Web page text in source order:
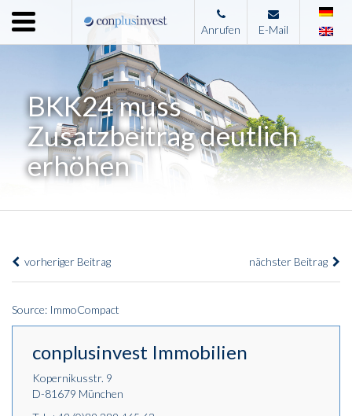
Menu
Home
Unternehmen
Leistungen
Immobilienangebote
News
Impressum
Anrufen E-Mail
BKK24 muss
Zusatzbeitrag deutlich
erhöhen
vorheriger Beitrag nächster Beitrag
Source: ImmoCompact
conplusinvest Immobilien
Kopernikusstr. 9
D-81679 München